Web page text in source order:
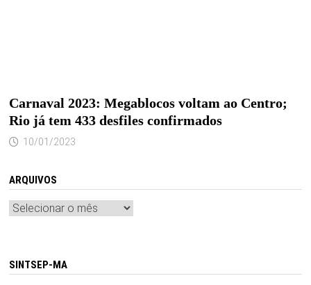
Carnaval 2023: Megablocos voltam ao Centro;
Rio já tem 433 desfiles confirmados
10/01/2023
ARQUIVOS
Arquivos
SINTSEP-MA